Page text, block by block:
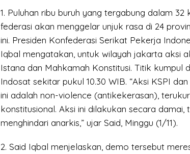
1. Puluhan ribu buruh yang tergabung dalam 32
federasi akan menggelar unjuk rasa di 24
ini. Presiden Konfederasi Serikat Pekerja
Iqbal mengatakan, untuk wilayah jakarta aksi
Istana dan Mahkamah Konstitusi. Titik kumpul
Indosat sekitar pukul 10.30 WIB. “Aksi KSPI
ini adalah non-violence (antikekerasan),
konstitusional. Aksi ini dilakukan secara damai,
menghindari anarkis,” ujar Said, Minggu (1/11).
2. Said Iqbal menjelaskan, demo tersebut